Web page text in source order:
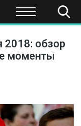
НАУКА И
обзор
моменты